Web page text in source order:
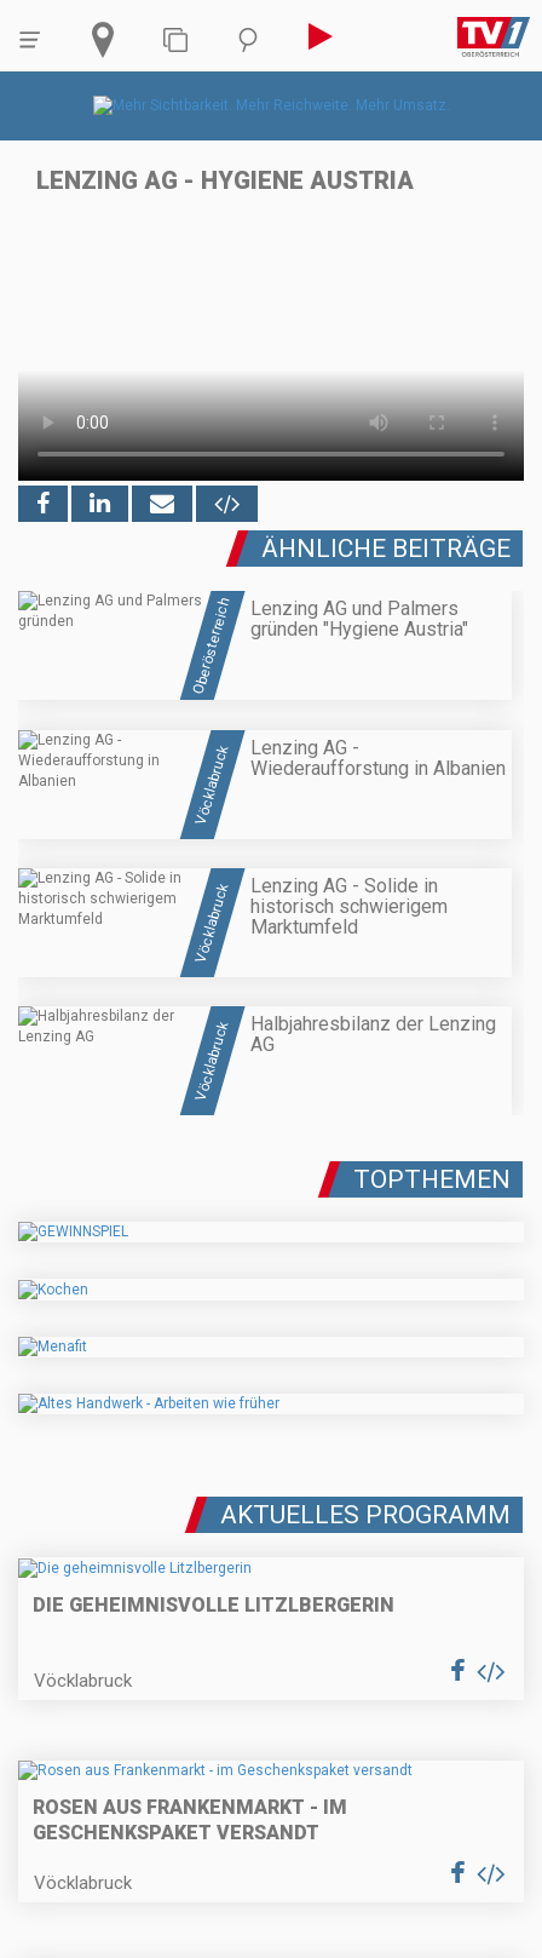
LENZING AG - HYGIENE AUSTRIA
ÄHNLICHE BEITRÄGE
Oberösterreich
Lenzing AG und Palmers
gründen "Hygiene Austria"
Vöcklabruck
Lenzing AG -
Wiederaufforstung in Albanien
Vöcklabruck
Lenzing AG - Solide in
historisch schwierigem
Marktumfeld
Vöcklabruck
Halbjahresbilanz der Lenzing
AG
TOPTHEMEN
AKTUELLES PROGRAMM
DIE GEHEIMNISVOLLE LITZLBERGERIN
Vöcklabruck
ROSEN AUS FRANKENMARKT - IM
GESCHENKSPAKET VERSANDT
Vöcklabruck